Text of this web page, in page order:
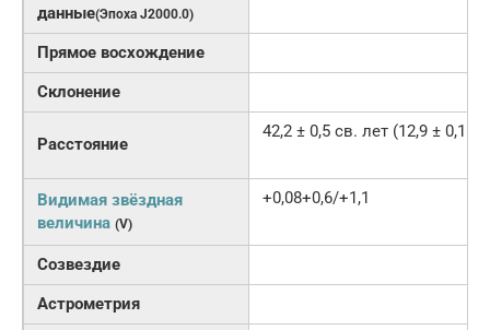
данные(Эпоха J2000.0)
Прямое восхождение
Склонение
Расстояние
42,2 ± 0,5 св. лет (12,9 ± 0,1
Видимая звёздная
величина (V)
+0,08+0,6/+1,1
Созвездие
Астрометрия